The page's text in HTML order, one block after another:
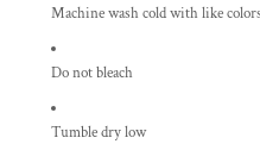
Machine wash cold with like colors
Do not bleach
Tumble dry low